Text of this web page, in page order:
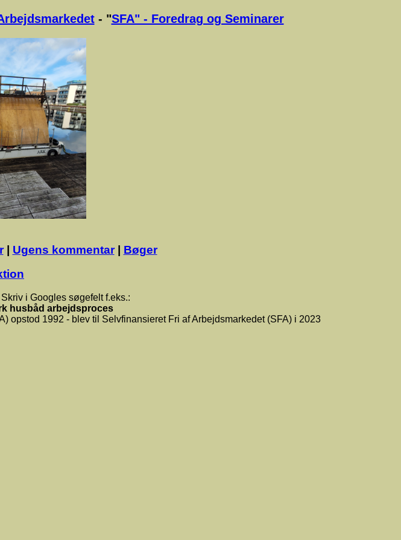
- "SFA" - Foredrag og Seminarer
| Ugens kommentar| Bøger
i Googles søgefelt f.eks.:
husbåd arbejdsproces
opstod 1992 - blev til Selvfinansieret Fri af Arbejdsmarkedet (SFA) i 2023